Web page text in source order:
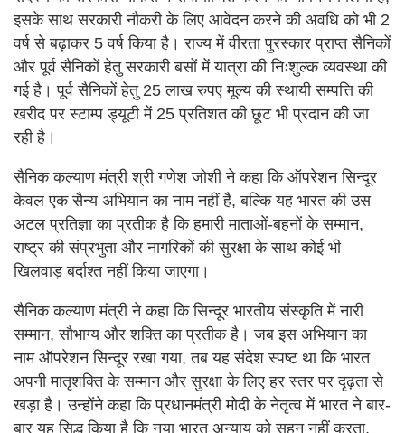
इसके साथ सरकारी नौकरी के लिए आवेदन करने की अवधि को भी 2
वर्ष से बढ़ाकर 5 वर्ष किया है। राज्य में वीरता पुरस्कार प्राप्त सैनिकों
और पूर्व सैनिकों हेतु सरकारी बसों में यात्रा की निःशुल्क व्यवस्था की
गई है। पूर्व सैनिकों हेतु 25 लाख रुपए मूल्य की स्थायी सम्पत्ति की
खरीद पर स्टाम्प ड्यूटी में 25 प्रतिशत की छूट भी प्रदान की जा
रही है।
सैनिक कल्याण मंत्री श्री गणेश जोशी ने कहा कि ऑपरेशन सिन्दूर
केवल एक सैन्य अभियान का नाम नहीं है, बल्कि यह भारत की उस
अटल प्रतिज्ञा का प्रतीक है कि हमारी माताओं-बहनों के सम्मान,
राष्ट्र की संप्रभुता और नागरिकों की सुरक्षा के साथ कोई भी
खिलवाड़ बर्दाश्त नहीं किया जाएगा।
सैनिक कल्याण मंत्री ने कहा कि सिन्दूर भारतीय संस्कृति में नारी
सम्मान, सौभाग्य और शक्ति का प्रतीक है। जब इस अभियान का
नाम ऑपरेशन सिन्दूर रखा गया, तब यह संदेश स्पष्ट था कि भारत
अपनी मातृशक्ति के सम्मान और सुरक्षा के लिए हर स्तर पर दृढ़ता से
खड़ा है। उन्होंने कहा कि प्रधानमंत्री मोदी के नेतृत्व में भारत ने बार-
बार यह सिद्ध किया है कि नया भारत अन्याय को सहन नहीं करता,